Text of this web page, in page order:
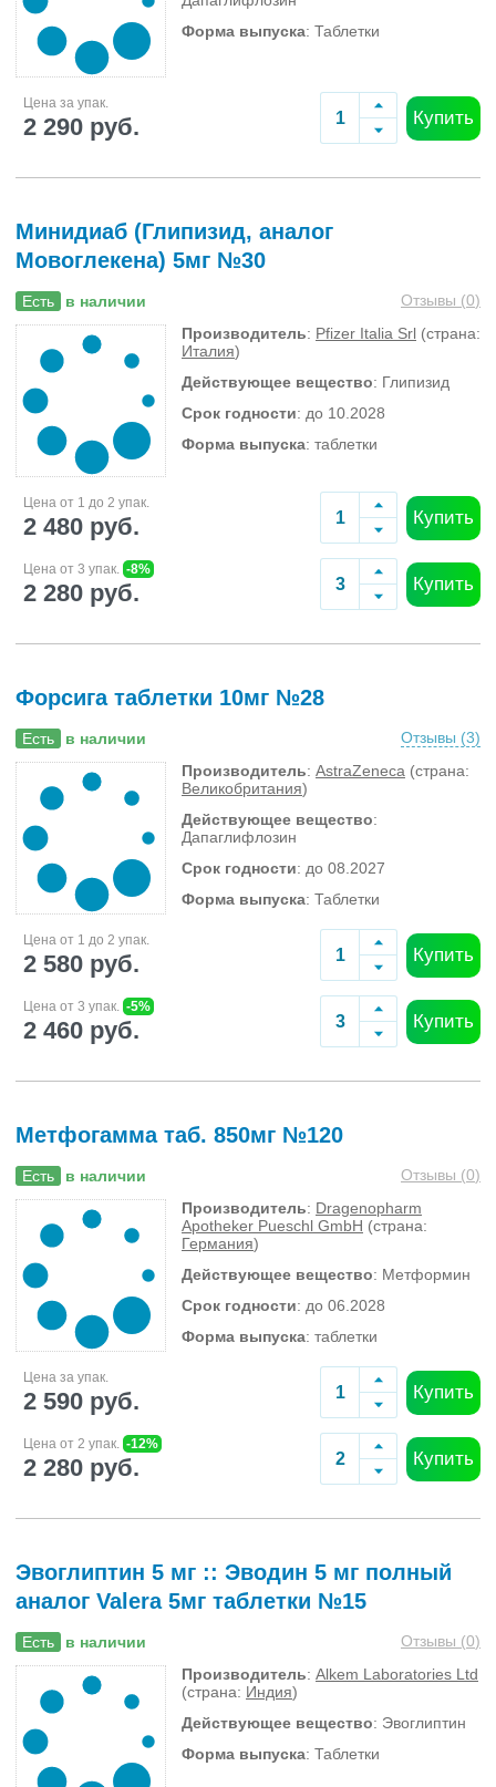
Форма выпуска: Таблетки
Цена за упак.
2 290 руб. Купить
Минидиаб (Глипизид, аналог
Мовоглекена) 5мг №30
Есть в наличии Отзывы (0)
Производитель: Pfizer Italia Srl (страна:
Италия)
Действующее вещество: Глипизид
Срок годности: до 10.2028
Форма выпуска: таблетки
Цена от 1 до 2 упак.
2 480 руб. Купить
Цена от 3 упак. -8%
2 280 руб. Купить
Форсига таблетки 10мг №28
Есть в наличии Отзывы (3)
Производитель: AstraZeneca (страна:
Великобритания)
Действующее вещество:
Дапаглифлозин
Срок годности: до 08.2027
Форма выпуска: Таблетки
Цена от 1 до 2 упак.
2 580 руб. Купить
Цена от 3 упак. -5%
2 460 руб. Купить
Метфогамма таб. 850мг №120
Есть в наличии Отзывы (0)
Производитель: Dragenopharm
Apotheker Pueschl GmbH (страна:
Германия)
Действующее вещество: Метформин
Срок годности: до 06.2028
Форма выпуска: таблетки
Цена за упак.
2 590 руб. Купить
Цена от 2 упак. -12%
2 280 руб. Купить
Эвоглиптин 5 мг :: Эводин 5 мг полный
аналог Valera 5мг таблетки №15
Есть в наличии Отзывы (0)
Производитель: Alkem Laboratories Ltd
(страна: Индия)
Действующее вещество: Эвоглиптин
Форма выпуска: Таблетки